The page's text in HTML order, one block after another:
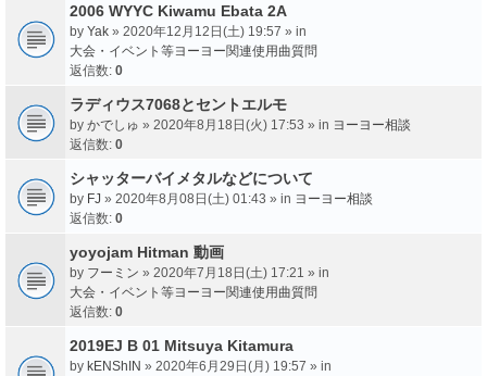
2006 WYYC Kiwamu Ebata 2A
by Yak » 2020年12月12日(土) 19:57 » in
大会・イベント等ヨーヨー関連使用曲質問
返信数: 0
ラディウス7068とセントエルモ
by かでしゅ » 2020年8月18日(火) 17:53 » in ヨーヨー相談
返信数: 0
シャッターバイメタルなどについて
by FJ » 2020年8月08日(土) 01:43 » in ヨーヨー相談
返信数: 0
yoyojam Hitman 動画
by フーミン » 2020年7月18日(土) 17:21 » in
大会・イベント等ヨーヨー関連使用曲質問
返信数: 0
2019EJ B 01 Mitsuya Kitamura
by kENShIN » 2020年6月29日(月) 19:57 » in